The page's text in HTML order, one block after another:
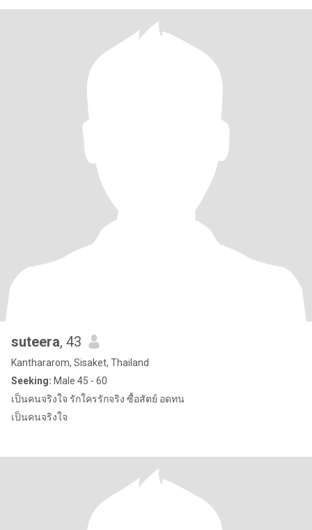
suteera, 43
Kanthararom, Sisaket, Thailand
Seeking: Male 45 - 60
เป็นคนจริงใจ รักใครรักจริง ซื้อสัตย์ อดทน
เป็นคนจริงใจ